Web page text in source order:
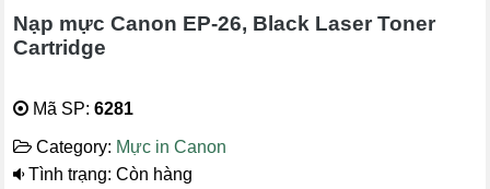
Nạp mực Canon EP-26, Black Laser Toner
Cartridge
Mã SP:6281
Category: Mực in Canon
Tình trạng: Còn hàng